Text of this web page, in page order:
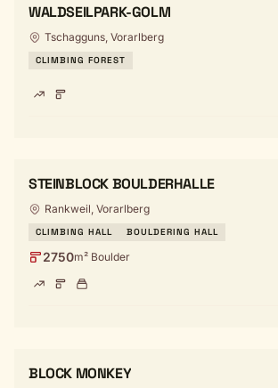
WALDSEILPARK-GOLM
Tschagguns, Vorarlberg
CLIMBING FOREST
STEINBLOCK BOULDERHALLE
Rankweil, Vorarlberg
CLIMBING HALL BOULDERING HALL
2750m² Boulder
BLOCK MONKEY